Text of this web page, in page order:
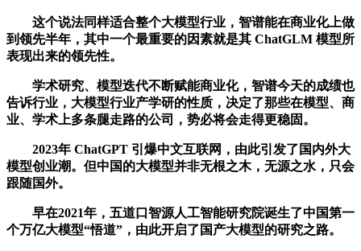
这个说法同样适合整个大模型行业，智谱能在商业化上做
到领先半年，其中一个最重要的因素就是其 ChatGLM 模型所
表现出来的领先性。
学术研究、模型迭代不断赋能商业化，智谱今天的成绩也
告诉行业，大模型行业产学研的性质，决定了那些在模型、商
业、学术上多条腿走路的公司，势必将会走得更稳固。
2023年 ChatGPT 引爆中文互联网，由此引发了国内外大
模型创业潮。但中国的大模型并非无根之木，无源之水，只会
跟随国外。
早在2021年，五道口智源人工智能研究院诞生了中国第一
个万亿大模型“悟道”，由此开启了国产大模型的研究之路。